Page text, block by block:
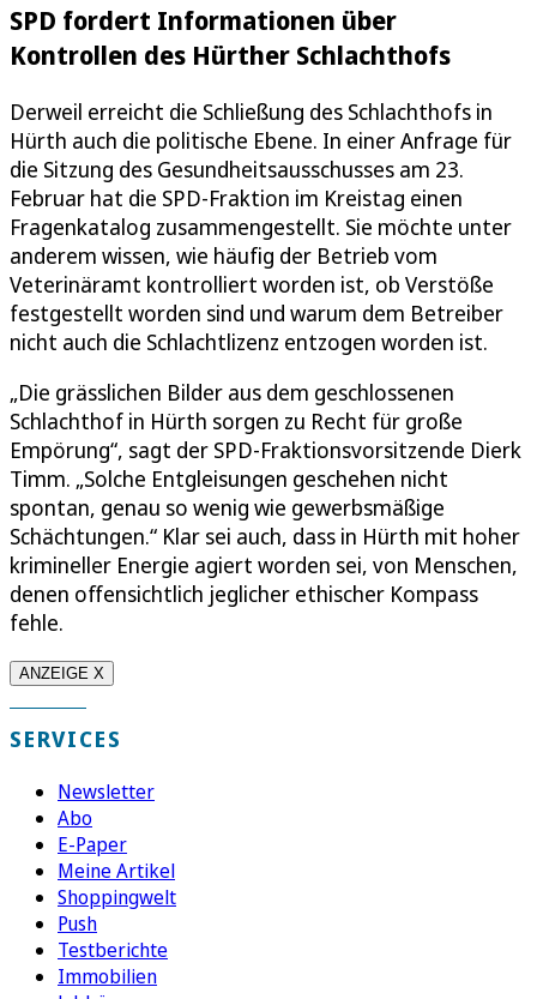
SPD fordert Informationen über
Kontrollen des Hürther Schlachthofs
Derweil erreicht die Schließung des Schlachthofs in
Hürth auch die politische Ebene. In einer Anfrage für
die Sitzung des Gesundheitsausschusses am 23.
Februar hat die SPD-Fraktion im Kreistag einen
Fragenkatalog zusammengestellt. Sie möchte unter
anderem wissen, wie häufig der Betrieb vom
Veterinäramt kontrolliert worden ist, ob Verstöße
festgestellt worden sind und warum dem Betreiber
nicht auch die Schlachtlizenz entzogen worden ist.
„Die grässlichen Bilder aus dem geschlossenen
Schlachthof in Hürth sorgen zu Recht für große
Empörung“, sagt der SPD-Fraktionsvorsitzende Dierk
Timm. „Solche Entgleisungen geschehen nicht
spontan, genau so wenig wie gewerbsmäßige
Schächtungen.“ Klar sei auch, dass in Hürth mit hoher
krimineller Energie agiert worden sei, von Menschen,
denen offensichtlich jeglicher ethischer Kompass
fehle.
ANZEIGE X
SERVICES
Newsletter
Abo
E-Paper
Meine Artikel
Shoppingwelt
Push
Testberichte
Immobilien